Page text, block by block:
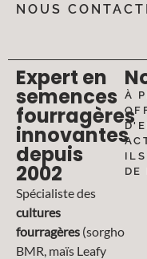
NOUS
Expert en
semences
fourragères
innovantes
depuis
2002
Spécialiste des
cultures
fourragères (sorgho
BMR, maïs Leafy
À
DE